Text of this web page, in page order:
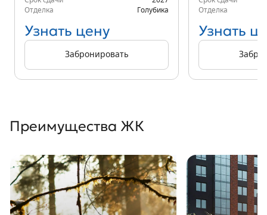
Отделка
Голубика
Узнать цену
Забронировать
Отделка
Узнать
Преимущества ЖК